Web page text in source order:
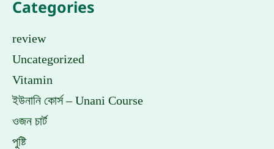
Categories
review
Uncategorized
Vitamin
ইউনানি কোর্স – Unani Course
ওজন চার্ট
পুষ্টি